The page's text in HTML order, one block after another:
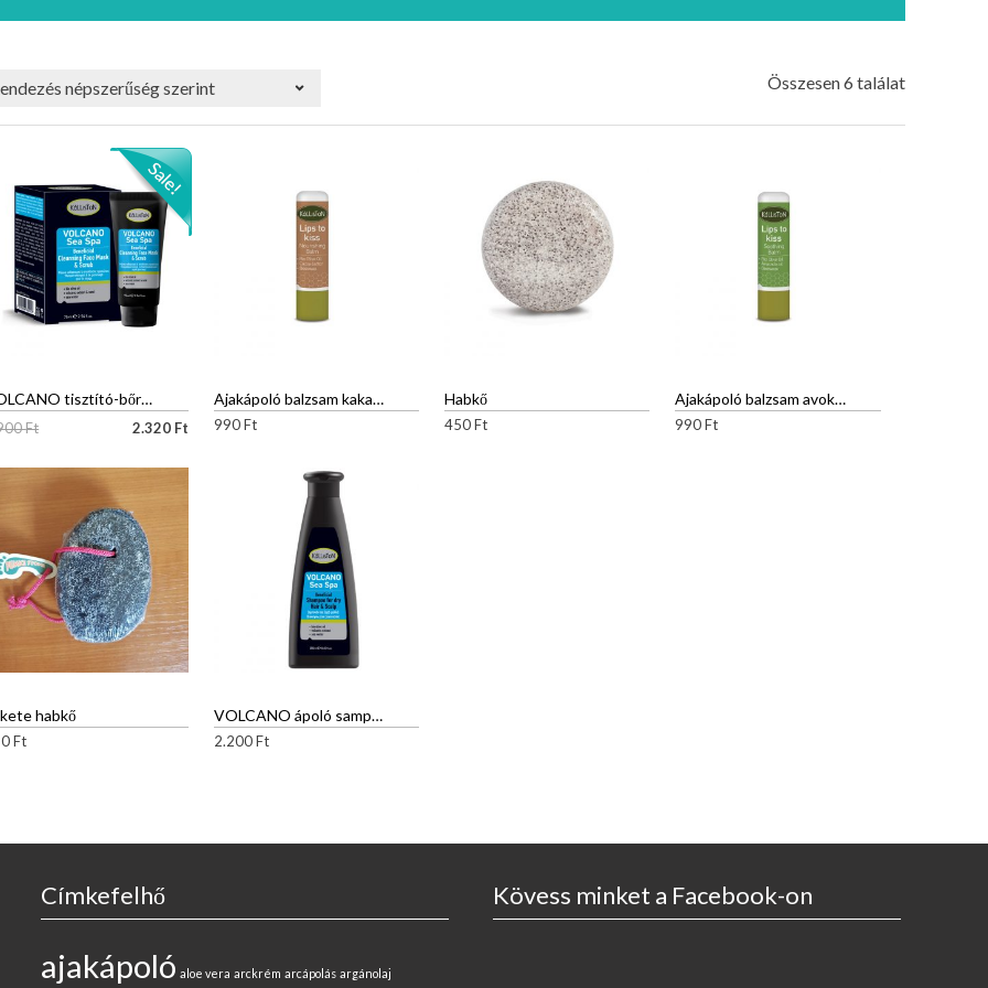
Összesen 6 találat
VOLCANO tisztító-bőrradírozó arcmaszk
Ft 2.320 Ft
Ajakápoló balzsam kakaóvajjal
990Ft
Habkő
450Ft
Ajakápoló balzsam avokádóolajjal
990Ft
habkő
Ft
VOLCANO ápoló sampon száraz, töredezett hajra
2.200Ft
Címkefelhő
ajakápoló aloe vera arckrém arcápolás argánolaj
Kövess minket a Facebook-on